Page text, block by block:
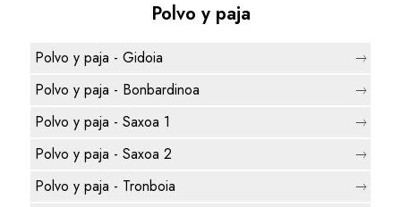
Polvo y paja
Polvo y paja - Gidoia
Polvo y paja - Bonbardinoa
Polvo y paja - Saxoa 1
Polvo y paja - Saxoa 2
Polvo y paja - Tronboia